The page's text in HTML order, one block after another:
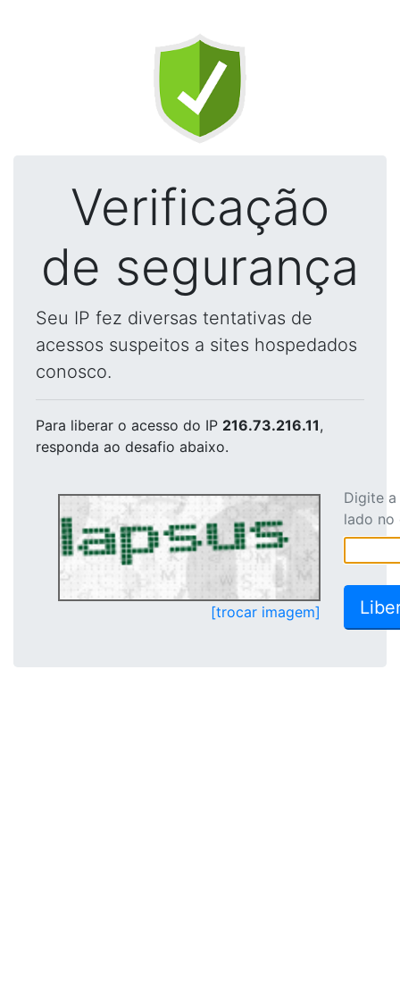
Verificação
de segurança
Seu IP fez diversas tentativas de
acessos suspeitos a sites hospedados
conosco.
Para liberar o acesso do IP 216.73.216.11,
responda ao desafio abaixo.
[trocar imagem]
Digite
lado no